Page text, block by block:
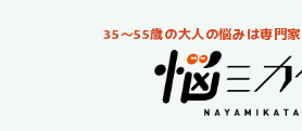
35～55歳の大人の悩みは専門